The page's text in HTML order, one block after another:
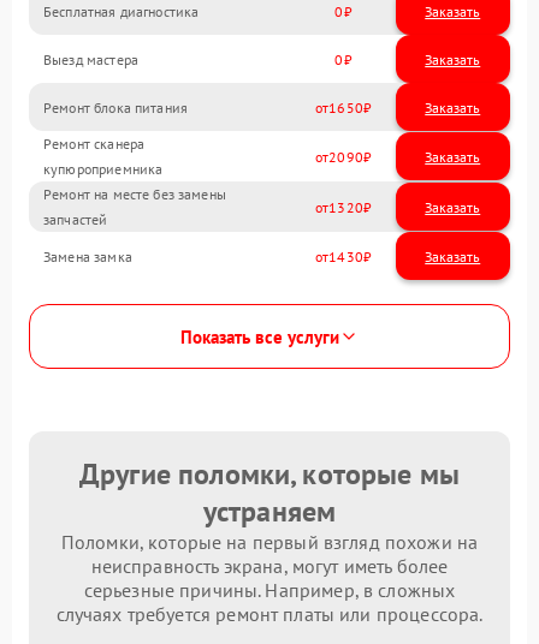
Бесплатная диагностика 0 Заказать
Выезд мастера 0 Заказать
Ремонт блока питания 1650
Ремонт сканера
купюроприемника
2090
Ремонт на месте без замены
запчастей
1320
Замена замка 1430
Показать все услуги
Другие поломки, которые мы
устраняем
Поломки, которые на первый взгляд похожи на
неисправность экрана, могут иметь более
серьезные причины. Например, в сложных
случаях требуется ремонт платы или процессора.